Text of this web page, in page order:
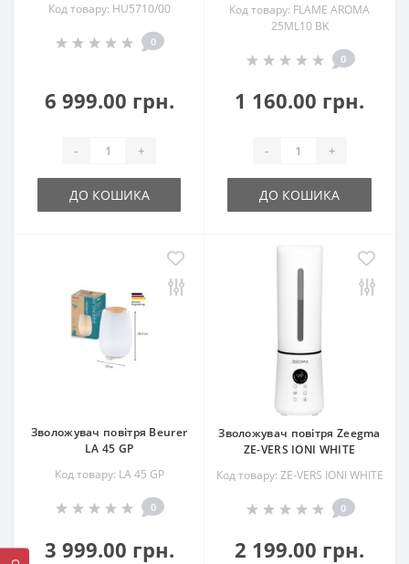
Код товару: HU5710/00
0
6 999.00 грн.
- +
ДО КОШИКА
Код товару: FLAME AROMA
25ML10 BK
0
1 160.00 грн.
- +
ДО КОШИКА
Зволожувач повітря Beurer
LA 45 GP
Код товару: LA 45 GP
0
3 999.00 грн.
Зволожувач повітря Zeegma
ZE-VERS IONI WHITE
Код товару: ZE-VERS IONI WHITE
0
2 199.00 грн.